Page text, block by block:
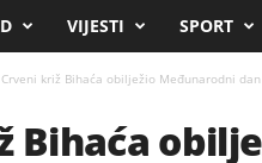
VIJESTI SPORT
Crveni križ Bihaća obilježio Međunarodni
Bihaća